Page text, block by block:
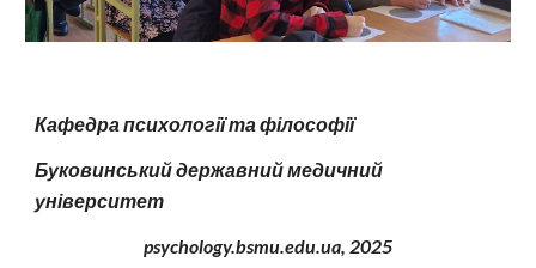
Кафедра психології та філософії
Буковинський державний медичний
університет
psychology.bsmu.edu.ua, 2025